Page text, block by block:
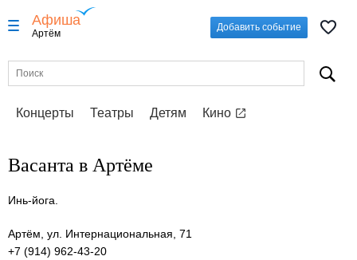
Афиша
Артём
Добавить событие
Концерты Театры Детям Кино
Васанта в Артёме
Инь-йога.
Артём, ул. Интернациональная, 71
+7 (914) 962-43-20